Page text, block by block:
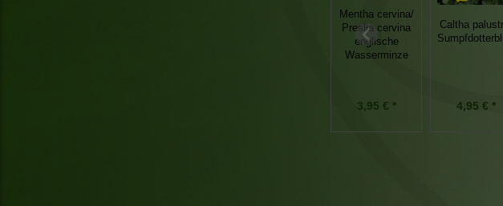
Mentha cervina/
Preslia cervina
englische
Wasserminze
3,95 € *
Caltha
4,95 € *